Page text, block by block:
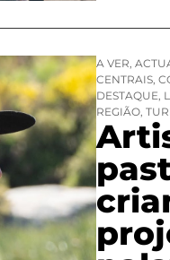
A VER,
CENTRAIS,
DESTAQUE,
REGIÃO,